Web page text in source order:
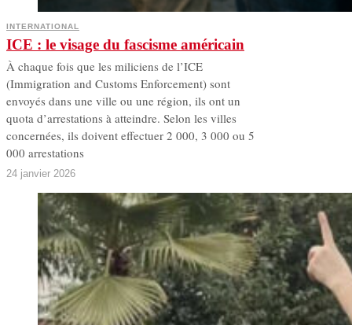
INTERNATIONAL
ICE : le visage du fascisme américain
À chaque fois que les miliciens de l’ICE
(Immigration and Customs Enforcement) sont
envoyés dans une ville ou une région, ils ont un
quota d’arrestations à atteindre. Selon les villes
concernées, ils doivent effectuer 2 000, 3 000 ou 5
000 arrestations
24 janvier 2026